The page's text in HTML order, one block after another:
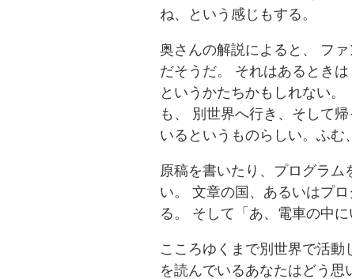
ね、という感じもする。
奥さんの解説によると、 フ
だそうだ。 それはあるとき
というかたちかもしれない
も、 別世界へ行き、そして
いるというものらしい。ふむ
原稿を書いたり、プログラ
い。 文章の国、あるいはプ
る。 そして「あ、電車の中
こころゆくまで別世界で活
を読んでいるあなたはどう思